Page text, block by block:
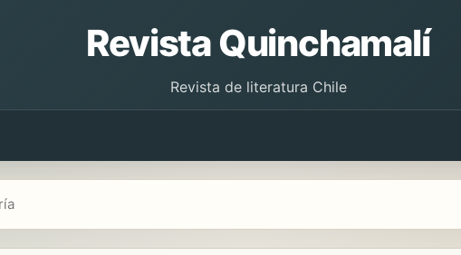
Revista Quinchamalí
Revista de literatura Chile